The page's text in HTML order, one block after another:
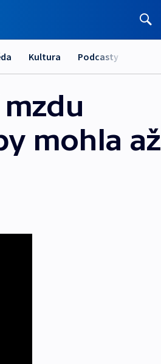
Kultura Podcasty
mohla až